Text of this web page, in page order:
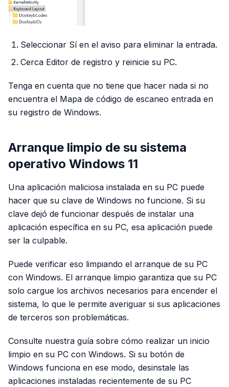
Seleccionar Sí en el aviso para eliminar la entrada.
Cerca Editor de registro y reinicie su PC.
Tenga en cuenta que no tiene que hacer nada si no
encuentra el Mapa de código de escaneo entrada en
su registro de Windows.
Arranque limpio de su sistema
operativo Windows 11
Una aplicación maliciosa instalada en su PC puede
hacer que su clave de Windows no funcione. Si su
clave dejó de funcionar después de instalar una
aplicación específica en su PC, esa aplicación puede
ser la culpable.
Puede verificar eso limpiando el arranque de su PC
con Windows. El arranque limpio garantiza que su PC
solo cargue los archivos necesarios para encender el
sistema, lo que le permite averiguar si sus aplicaciones
de terceros son problemáticas.
Consulte nuestra guía sobre cómo realizar un inicio
limpio en su PC con Windows. Si su botón de
Windows funciona en ese modo, desinstale las
aplicaciones instaladas recientemente de su PC